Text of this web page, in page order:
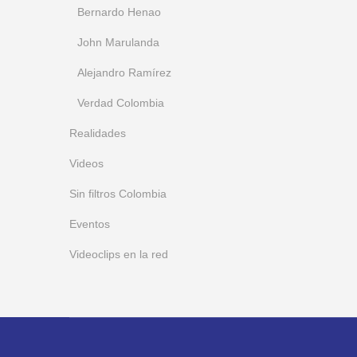
Bernardo Henao
John Marulanda
Alejandro Ramírez
Verdad Colombia
Realidades
Videos
Sin filtros Colombia
Eventos
Videoclips en la red